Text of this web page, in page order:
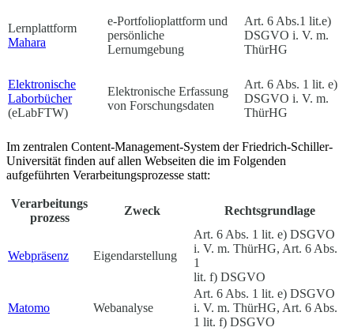
Lernplattform
Mahara
e-Portfolioplattform und
persönliche
Lernumgebung
Art. 6 Abs.1 lit.e)
DSGVO i. V. m.
ThürHG
Elektronische
Laborbücher
(eLabFTW)
Elektronische Erfassung
von Forschungsdaten
Art. 6 Abs. 1 lit. e)
DSGVO i. V. m.
ThürHG
Im zentralen Content-Management-System der Friedrich-Schiller-
Universität finden auf allen Webseiten die im Folgenden
aufgeführten Verarbeitungsprozesse statt:
Verarbeitungs
prozess
Zweck Rechtsgrundlage
Webpräsenz Eigendarstellung
Art. 6 Abs. 1 lit. e) DSGVO
i. V. m. ThürHG, Art. 6 Abs.
1
lit. f) DSGVO
Matomo Webanalyse
Art. 6 Abs. 1 lit. e) DSGVO
i. V. m. ThürHG, Art. 6 Abs.
1 lit. f) DSGVO